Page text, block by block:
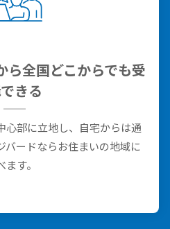
ら全国どこからでも受
きる
心部に立地し、自宅からは通
バードならお住まいの地域に
す。